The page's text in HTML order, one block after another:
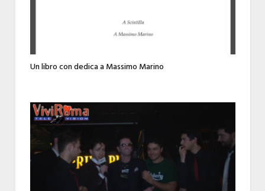
Un libro con dedica a Massimo Marino